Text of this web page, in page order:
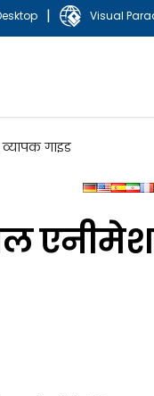
| Visual
गाइड